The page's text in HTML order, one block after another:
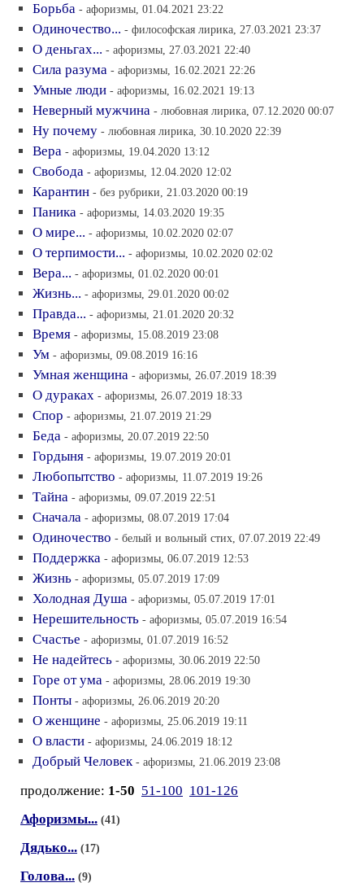
Борьба - афоризмы, 01.04.2021 23:22
Одиночество... - философская лирика, 27.03.2021 23:37
О деньгах... - афоризмы, 27.03.2021 22:40
Сила разума - афоризмы, 16.02.2021 22:26
Умные люди - афоризмы, 16.02.2021 19:13
Неверный мужчина - любовная лирика, 07.12.2020 00:07
Ну почему - любовная лирика, 30.10.2020 22:39
Вера - афоризмы, 19.04.2020 13:12
Свобода - афоризмы, 12.04.2020 12:02
Карантин - без рубрики, 21.03.2020 00:19
Паника - афоризмы, 14.03.2020 19:35
О мире... - афоризмы, 10.02.2020 02:07
О терпимости... - афоризмы, 10.02.2020 02:02
Вера... - афоризмы, 01.02.2020 00:01
Жизнь... - афоризмы, 29.01.2020 00:02
Правда... - афоризмы, 21.01.2020 20:32
Время - афоризмы, 15.08.2019 23:08
Ум - афоризмы, 09.08.2019 16:16
Умная женщина - афоризмы, 26.07.2019 18:39
О дураках - афоризмы, 26.07.2019 18:33
Спор - афоризмы, 21.07.2019 21:29
Беда - афоризмы, 20.07.2019 22:50
Гордыня - афоризмы, 19.07.2019 20:01
Любопытство - афоризмы, 11.07.2019 19:26
Тайна - афоризмы, 09.07.2019 22:51
Сначала - афоризмы, 08.07.2019 17:04
Одиночество - белый и вольный стих, 07.07.2019 22:49
Поддержка - афоризмы, 06.07.2019 12:53
Жизнь - афоризмы, 05.07.2019 17:09
Холодная Душа - афоризмы, 05.07.2019 17:01
Нерешительность - афоризмы, 05.07.2019 16:54
Счастье - афоризмы, 01.07.2019 16:52
Не надейтесь - афоризмы, 30.06.2019 22:50
Горе от ума - афоризмы, 28.06.2019 19:30
Понты - афоризмы, 26.06.2019 20:20
О женщине - афоризмы, 25.06.2019 19:11
О власти - афоризмы, 24.06.2019 18:12
Добрый Человек - афоризмы, 21.06.2019 23:08
продолжение: 1-50 51-100 101-126
Афоризмы... (41)
Дядько... (17)
Голова... (9)